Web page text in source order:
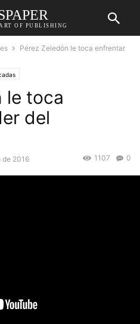
OF PUBLISHING
Pérez Zeledón le toca enfrentar
le toca
del
de 2016 0
1107